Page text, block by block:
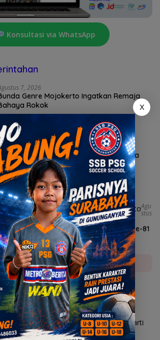
Konsultasi via WhatsApp
7, 2026
Genre Mojokerto Ingatkan Remaja
Rokok
6, 2026
Sekda Karangasem I Ketut Sedana Merta
Kejari
Agu
Stus
2026
Agustusan Semarakkan HUT RI ke-81
Mojokerto
Selengkapnya
X